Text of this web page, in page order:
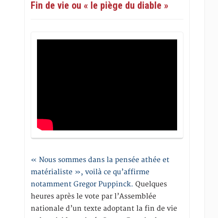
Fin de vie ou « le piège du diable »
« Nous sommes dans la pensée athée et
matérialiste », voilà ce qu’affirme
notamment Gregor Puppinck. Quelques
heures après le vote par l’Assemblée
nationale d’un texte adoptant la fin de vie